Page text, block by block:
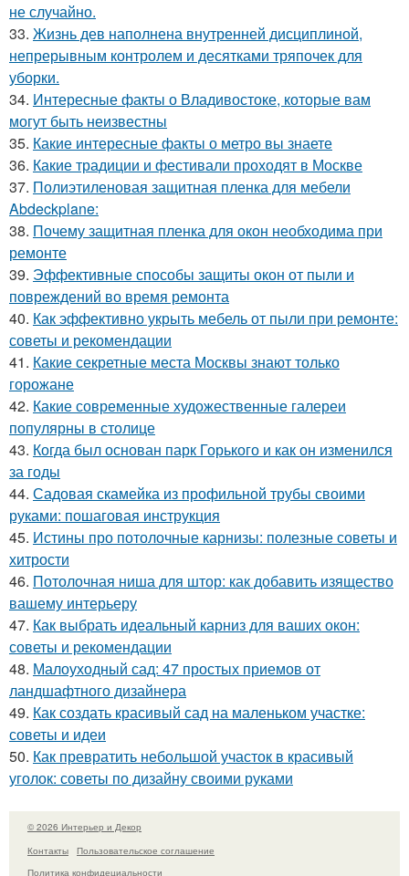
не случайно.
33. Жизнь дев наполнена внутренней дисциплиной,
непрерывным контролем и десятками тряпочек для
уборки.
34. Интересные факты о Владивостоке, которые вам
могут быть неизвестны
35. Какие интересные факты о метро вы знаете
36. Какие традиции и фестивали проходят в Москве
37. Полиэтиленовая защитная пленка для мебели
Abdeckplane:
38. Почему защитная пленка для окон необходима при
ремонте
39. Эффективные способы защиты окон от пыли и
повреждений во время ремонта
40. Как эффективно укрыть мебель от пыли при ремонте:
советы и рекомендации
41. Какие секретные места Москвы знают только
горожане
42. Какие современные художественные галереи
популярны в столице
43. Когда был основан парк Горького и как он изменился
за годы
44. Садовая скамейка из профильной трубы своими
руками: пошаговая инструкция
45. Истины про потолочные карнизы: полезные советы и
хитрости
46. Потолочная ниша для штор: как добавить изящество
вашему интерьеру
47. Как выбрать идеальный карниз для ваших окон:
советы и рекомендации
48. Малоуходный сад: 47 простых приемов от
ландшафтного дизайнера
49. Как создать красивый сад на маленьком участке:
советы и идеи
50. Как превратить небольшой участок в красивый
уголок: советы по дизайну своими руками
© 2026 Интерьер и Декор
Контакты
Пользовательское соглашение
Политика конфидециальности